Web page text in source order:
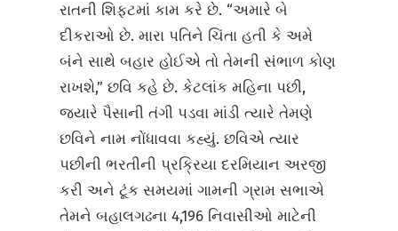
રાતની શિફ્ટમાં કામ કરે છે. “અમારે બે
દીકરાઓ છે. મારા પતિને ચિંતા હતી કે અમે
બંને સાથે બહાર હોઈએ તો તેમની સંભાળ કોણ
રાખશે,” છવિ કહે છે. કેટલાંક મહિના પછી,
જ્યારે પૈસાની તંગી પડવા માંડી ત્યારે તેમણે
છવિને નામ નોંધાવવા કહ્યું. છવિએ ત્યાર
પછીની ભરતીની પ્રક્રિયા દરમિયાન અરજી
કરી અને ટૂંક સમયમાં ગામની ગ્રામ સભાએ
તેમને બહાલગઢના 4,196 નિવાસીઓ માટેની